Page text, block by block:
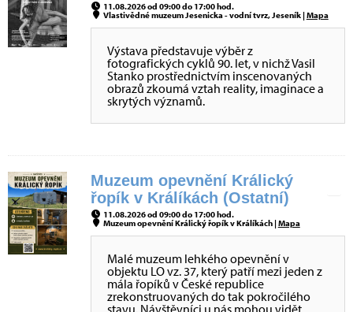
11.08.2026 od 09:00 do 17:00 hod.
Vlastivědné muzeum Jesenicka - vodní tvrz, Jeseník |Mapa
Výstava představuje výběr z
fotografických cyklů 90. let, v nichž Vasil
Stanko prostřednictvím inscenovaných
obrazů zkoumá vztah reality, imaginace a
skrytých významů.
Muzeum opevnění Králický
řopík v Králíkách (Ostatní)
11.08.2026 od 09:00 do 17:00 hod.
Muzeum opevnění Králický řopík v Králíkách |Mapa
Malé muzeum lehkého opevnění v
objektu LO vz. 37, který patří mezi jeden z
mála řopíků v České republice
zrekonstruovaných do tak pokročilého
stavu. Návštěvníci u nás mohou vidět